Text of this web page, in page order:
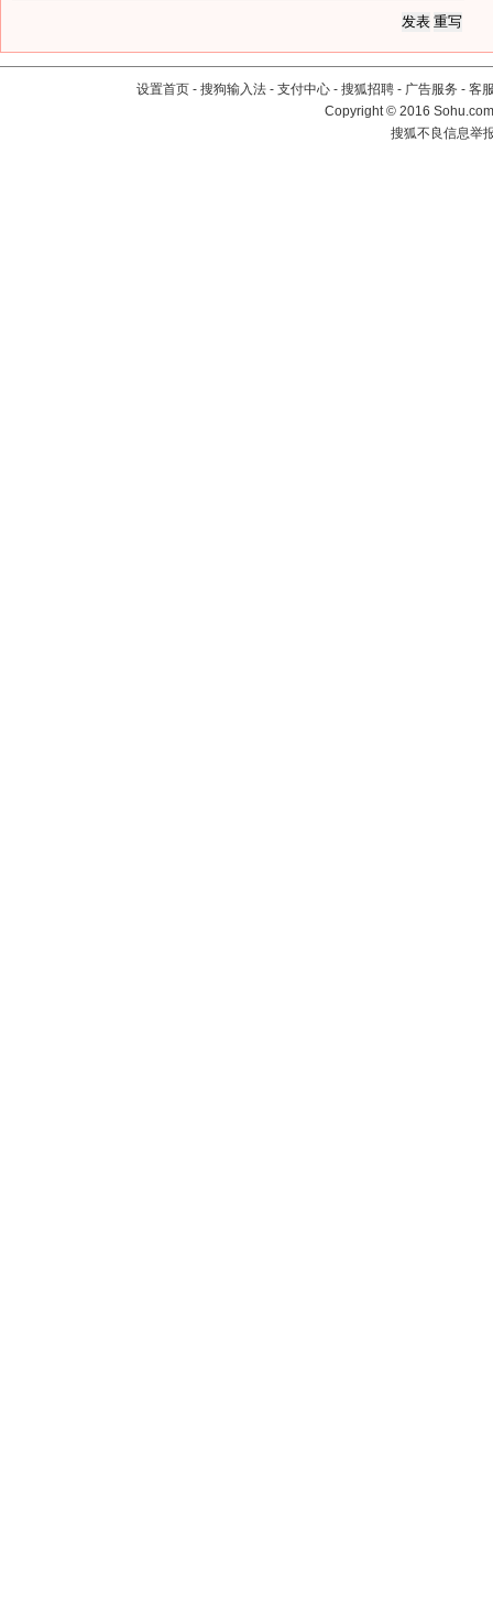
设置首页 - 搜狗输入法 - 支付中心 - 搜狐招聘 - 广告服务 - 客
Copyright©2016
搜狐不良信息举